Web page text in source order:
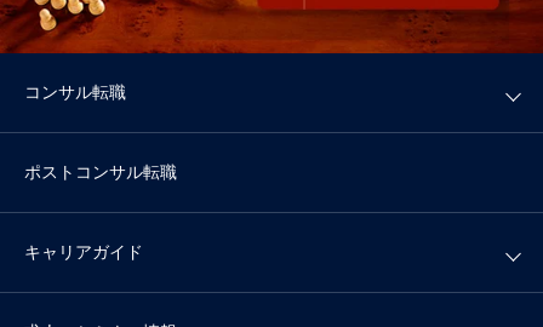
コンサル転職
ポストコンサル転職
キャリアガイド